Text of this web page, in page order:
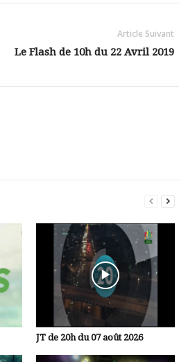
Article Suivant
Le Flash de 10h du 22 Avril 2019
JT de 20h du 07 août 2026